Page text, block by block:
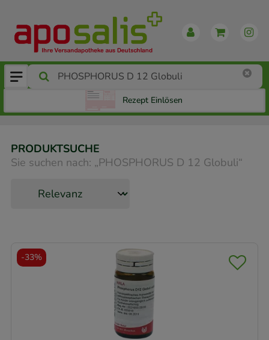
Rezept Einlösen
PRODUKTSUCHE
Sie suchen nach: „PHOSPHORUS D 12 Globuli“
-33%